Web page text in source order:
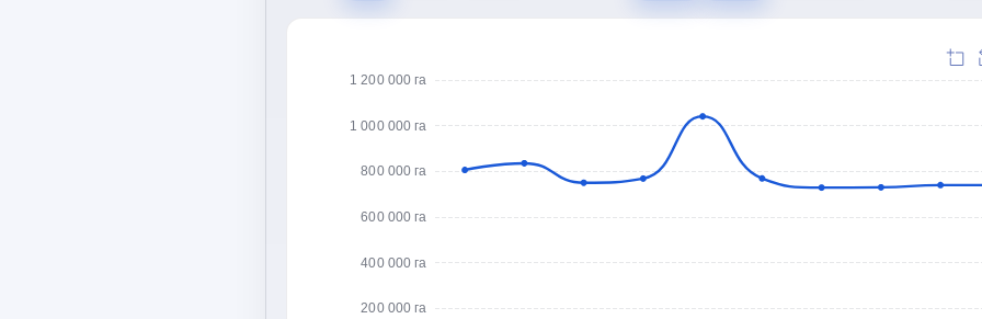
200 000 га
400 000 га
600 000 га
800 000 га
1 000 000 га
1 200 000 га